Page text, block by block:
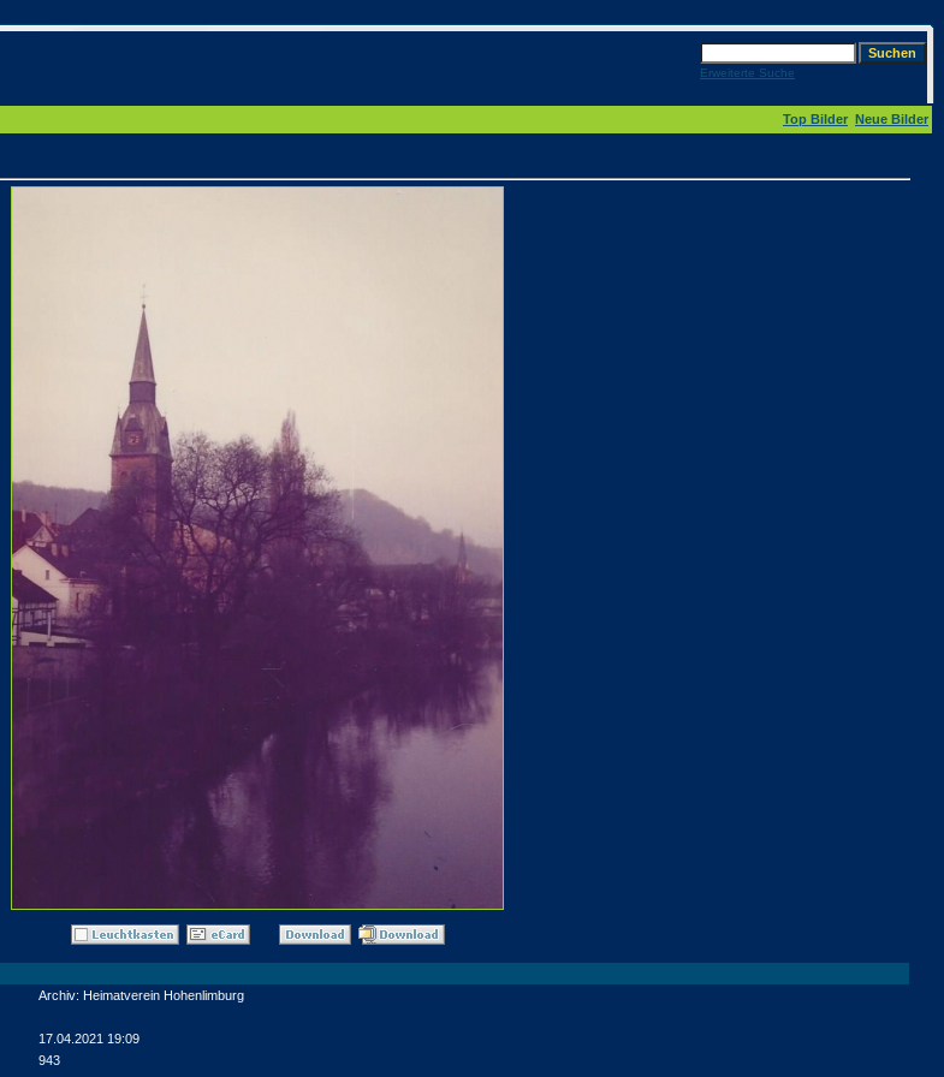
Erweiterte Suche
Top Bilder Neue Bilder
Archiv: Heimatverein Hohenlimburg
17.04.2021 19:09
943